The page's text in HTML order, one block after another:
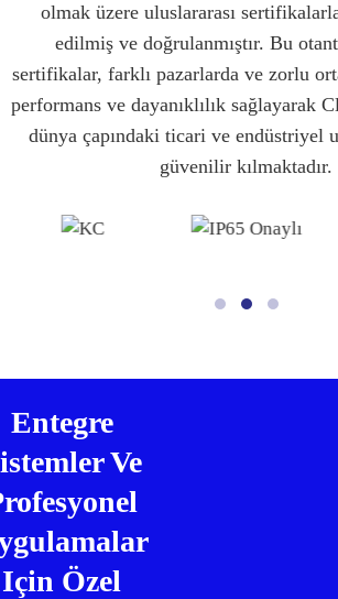
olmak üzere uluslararası
edilmiş ve doğrulanmıştır. Bu
sertifikalar, farklı pazarlarda ve zorlu
performans ve dayanıklılık sağlayarak
dünya çapındaki ticari ve endüstriyel
güvenilir kılmaktadır.
Entegre
Ve
Için Özel